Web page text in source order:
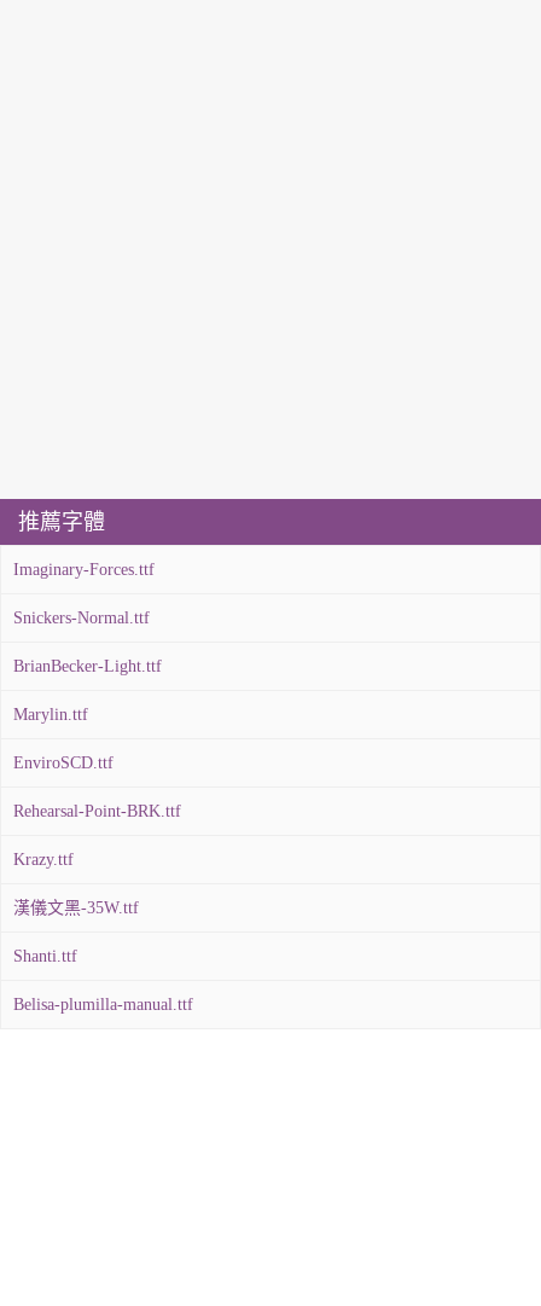
推薦字體
Imaginary-Forces.ttf
Snickers-Normal.ttf
BrianBecker-Light.ttf
Marylin.ttf
EnviroSCD.ttf
Rehearsal-Point-BRK.ttf
Krazy.ttf
漢儀文黑-35W.ttf
Shanti.ttf
Belisa-plumilla-manual.ttf